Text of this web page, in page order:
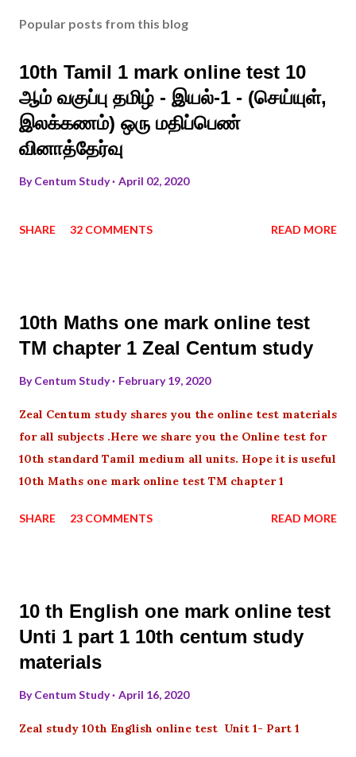
Popular posts from this blog
10th Tamil 1 mark online test 10
ஆம் வகுப்பு தமிழ் - இயல்-1 - (செய்யுள்,
இலக்கணம்) ஒரு மதிப்பெண்
வினாத்தேர்வு
ByCentum Study April 02, 2020
SHARE 32 COMMENTS READ MORE
10th Maths one mark online test
TM chapter 1 Zeal Centum study
ByCentum Study February 19, 2020
Zeal Centum study shares you the online test materials
for all subjects .Here we share you the Online test for
10th standard Tamil medium all units. Hope it is useful
10th Maths one mark online test TM chapter 1
SHARE 23 COMMENTS READ MORE
10 th English one mark online test
Unti 1 part 1 10th centum study
materials
ByCentum Study April 16, 2020
Zeal study 10th English online test Unit 1- Part 1